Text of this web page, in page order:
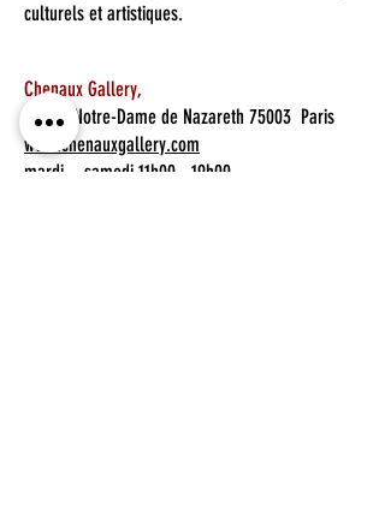
culturels et artistiques.
Chenaux Gallery,
60 rue Notre-Dame de Nazareth 75003 Paris
www.chenauxgallery.com
mardi – samedi 11h00 - 19h00